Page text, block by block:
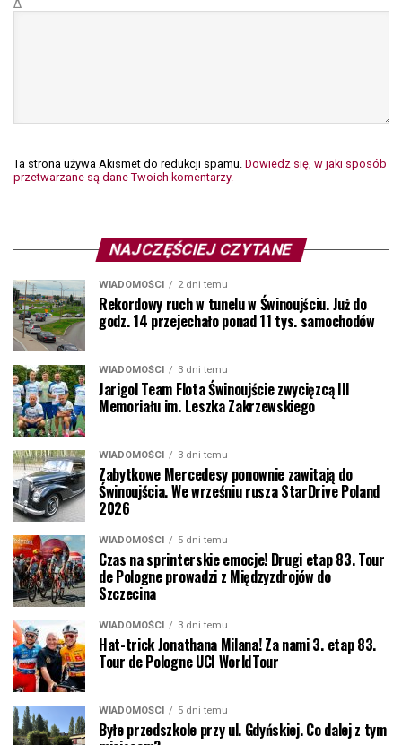
Δ
Ta strona używa Akismet do redukcji spamu. Dowiedz się, w jaki sposób
przetwarzane są dane Twoich komentarzy.
NAJCZĘŚCIEJ CZYTANE
WIADOMOŚCI 2 dni temu
Rekordowy ruch w tunelu w Świnoujściu. Już do
godz. 14 przejechało ponad 11 tys. samochodów
WIADOMOŚCI 3 dni temu
Jarigol Team Flota Świnoujście zwycięzcą III
Memoriału im. Leszka Zakrzewskiego
WIADOMOŚCI 3 dni temu
Zabytkowe Mercedesy ponownie zawitają do
Świnoujścia. We wrześniu rusza StarDrive Poland
2026
WIADOMOŚCI 5 dni temu
Czas na sprinterskie emocje! Drugi etap 83. Tour
de Pologne prowadzi z Międzyzdrojów do
Szczecina
WIADOMOŚCI 3 dni temu
Hat-trick Jonathana Milana! Za nami 3. etap 83.
Tour de Pologne UCI WorldTour
WIADOMOŚCI 5 dni temu
Byłe przedszkole przy ul. Gdyńskiej. Co dalej z tym